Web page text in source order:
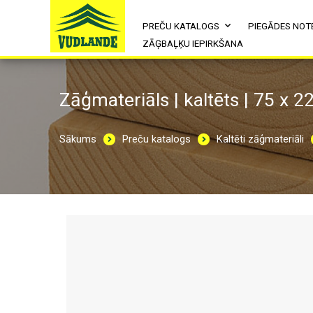
PREČU KATALOGS PIEGĀDES
ZĀĢBAĻĶU IEPIRKŠANA
Zāģmateriāls | kaltēts | 75 x
Sākums Preču katalogs Kaltēti zāģmateriāli